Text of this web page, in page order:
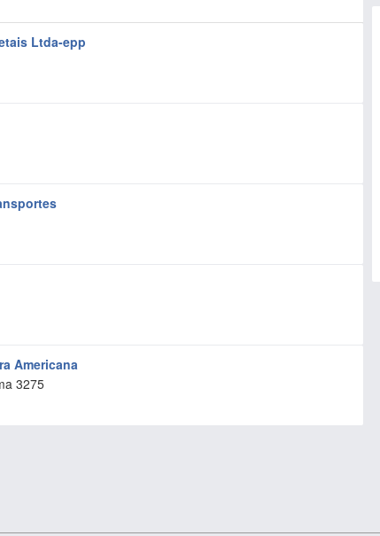
Ltda-epp
Americana
3275